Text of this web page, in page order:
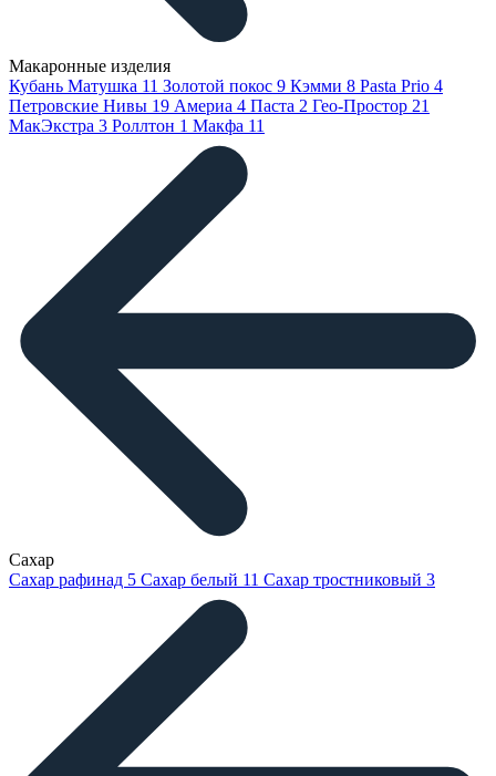
Макаронные изделия
Кубань Матушка 11 Золотой покос 9 Кэмми 8 Pasta Prio 4
Петровские Нивы 19 Америа 4 Паста 2 Гео-Простор 21
МакЭкстра 3 Роллтон 1 Макфа 11
Сахар
Сахар рафинад 5 Сахар белый 11 Сахар тростниковый 3